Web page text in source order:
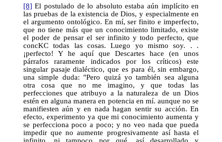
[8] El postulado de lo absoluto estaba aún implícito en
las pruebas de la existencia de Dios, y especialmente en
el argumento ontológico. En mí, ser finito e imperfecto,
que no tiene más que un conocimiento limitado, existe
el poder de pensar el ser infinito y todo perfecto, que
concKC todas las cosas. Luego yo mismo soy. . .
¡perfecto! Y he aquí que Descartes hace (en unos
párrafos raramente indicados por los críticos) este
singular pasaje dialéctico, que es para él, sin embargo,
una simple duda: "Pero quizá yo también sea alguna
otra cosa que no me imagino, y que todas las
perfecciones que atribuyo a la naturaleza de un Dios
estén en alguna manera en potencia en mí. aunque no se
manifiesten aún y en nada hagan sentir su acción. En
efecto, experimento ya que mi conocimiento aumenta y
se perfecciona poco a poco; y no veo nada que pueda
impedir que no aumente progresivamente así hasta el